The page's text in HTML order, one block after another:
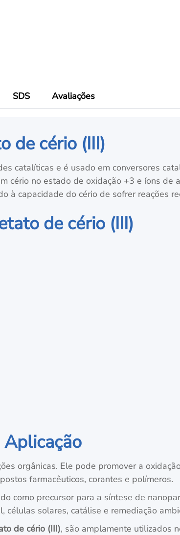
SDS Avaliações
de cério (III)
catalíticas e é usado em conversores
cério no estado de oxidação +3 e íons de
à capacidade do cério de sofrer reações
de cério (III)
Aplicação
orgânicas. Ele pode promover a
farmacêuticos, corantes e polímeros.
como precursor para a síntese de
células solares, catálise e remediação
de cério (III), são amplamente utilizados